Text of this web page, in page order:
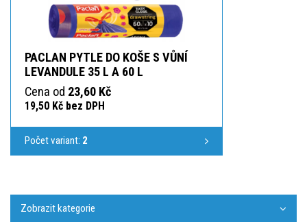
PACLAN PYTLE DO KOŠE S VŮNÍ
LEVANDULE 35 L A 60 L
Cena od 23,60 Kč
19,50 Kč bez DPH
Počet variant: 2
Zobrazit kategorie